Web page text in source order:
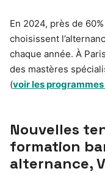
En 2024, près de
choisissent
chaque année. À
des mastères
(voir les programmes
Nouvelles
formation
alternance,